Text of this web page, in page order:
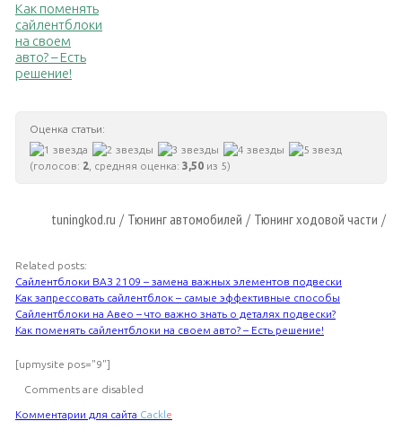
Как поменять
сайлентблоки
на своем
авто? – Есть
решение!
Оценка статьи:
(голосов: 2 , средняя оценка: 3,50 из 5)
tuningkod.ru / Тюнинг автомобилей / Тюнинг ходовой части /
Related posts:
Сайлентблоки ВАЗ 2109 – замена важных элементов подвески
Как запрессовать сайлентблок – самые эффективные способы
Сайлентблоки на Авео – что важно знать о деталях подвески?
Как поменять сайлентблоки на своем авто? – Есть решение!
[upmysite pos="9"]
Comments are disabled
Комментарии для сайта Cackl e